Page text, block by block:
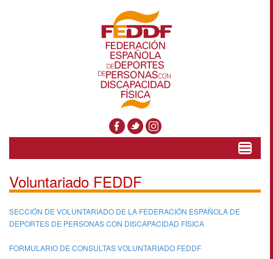
Toggle
Voluntariado FEDDF
SECCIÓN DE VOLUNTARIADO DE LA FEDERACIÓN ESPAÑOLA DE
DEPORTES DE PERSONAS CON DISCAPACIDAD FÍSICA
FORMULARIO DE CONSULTAS VOLUNTARIADO FEDDF